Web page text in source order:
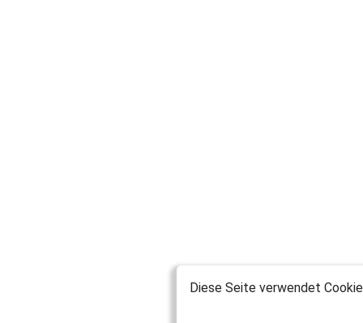
Diese Seite verwendet